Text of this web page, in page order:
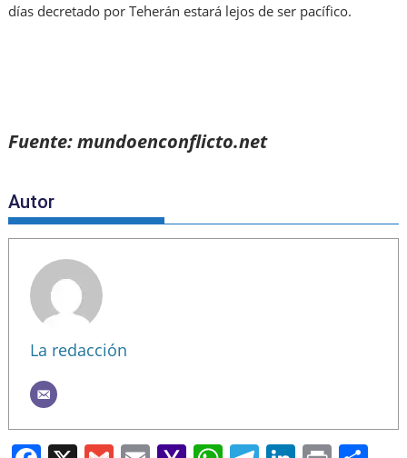
días decretado por Teherán estará lejos de ser pacífico.
Fuente: mundoenconflicto.net
Autor
La redacción